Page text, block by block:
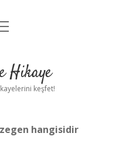
Uyarı
Hikaye
keşfet!
hangisidir